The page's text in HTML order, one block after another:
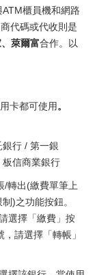
櫃員機和網路
代碼或代收則是
萊爾富合作。以
卡都可使用。
行 / 第一銀
信商業銀行
/轉出(繳費單筆上
)之功能按鈕。
選擇「繳費」按
請選擇「轉帳」